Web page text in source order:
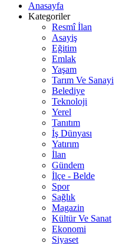
Anasayfa
Kategoriler
Resmî İlan
Asayiş
Eğitim
Emlak
Yaşam
Tarım Ve Sanayi
Belediye
Teknoloji
Yerel
Tanıtım
İş Dünyası
Yatırım
İlan
Gündem
İlçe - Belde
Spor
Sağlık
Magazin
Kültür Ve Sanat
Ekonomi
Siyaset